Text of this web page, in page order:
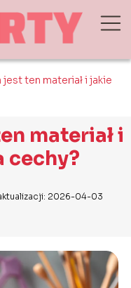
jest ten materiał i jakie
materiał i
cechy?
2026-04-03